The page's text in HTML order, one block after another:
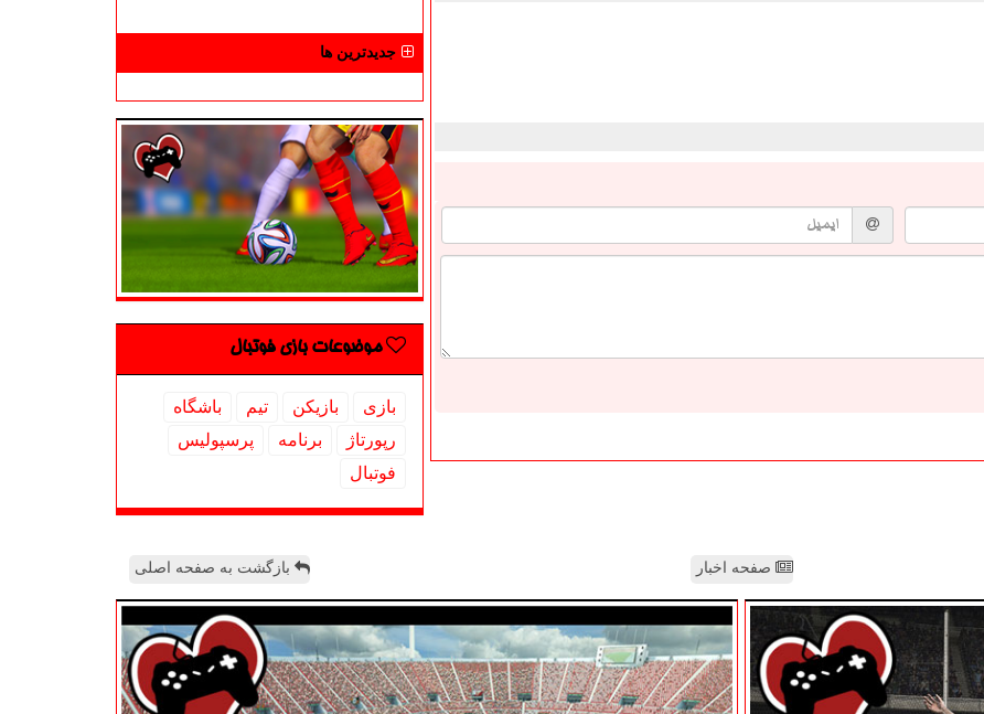
جدیدترین ها
موضوعات بازی فوتبال
بازی بازیكن تیم
باشگاه
رپورتاژ
برنامه
پرسپولیس
فوتبال
صفحه اخبار بازگشت به صفحه اصلی